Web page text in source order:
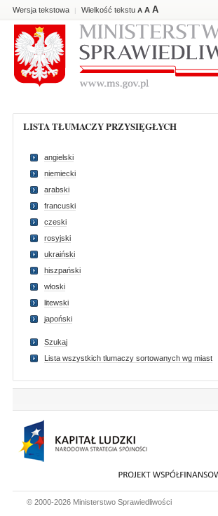
Wersja tekstowa | Wielkość tekstu A A A
LISTA TŁUMACZY PRZYSIĘGŁYCH
angielski
niemiecki
arabski
francuski
czeski
rosyjski
ukraiński
hiszpański
włoski
litewski
japoński
Szukaj
Lista wszystkich tlumaczy sortowanych wg miast
© 2000-2026 Ministerstwo Sprawiedliwości